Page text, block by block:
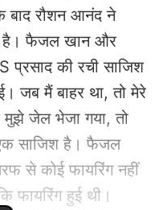
बाद रौशन आनंद ने
है। फैजल खान और
प्रसाद की रची साजिश
जब मैं बाहर था, तो मेरे
जेल भेजा गया, तो
एक साजिश है। फैजल
से कोई फायरिंग नहीं
फायरिंग हुई थी।